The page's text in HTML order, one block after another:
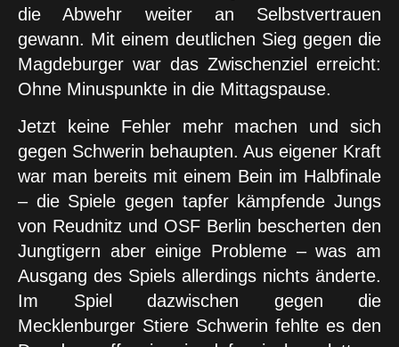
die Abwehr weiter an Selbstvertrauen
gewann. Mit einem deutlichen Sieg gegen die
Magdeburger war das Zwischenziel erreicht:
Ohne Minuspunkte in die Mittagspause.
Jetzt keine Fehler mehr machen und sich
gegen Schwerin behaupten. Aus eigener Kraft
war man bereits mit einem Bein im Halbfinale
– die Spiele gegen tapfer kämpfende Jungs
von Reudnitz und OSF Berlin bescherten den
Jungtigern aber einige Probleme – was am
Ausgang des Spiels allerdings nichts änderte.
Im Spiel dazwischen gegen die
Mecklenburger Stiere Schwerin fehlte es den